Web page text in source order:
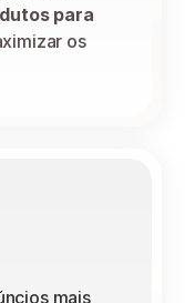
para
os
mais